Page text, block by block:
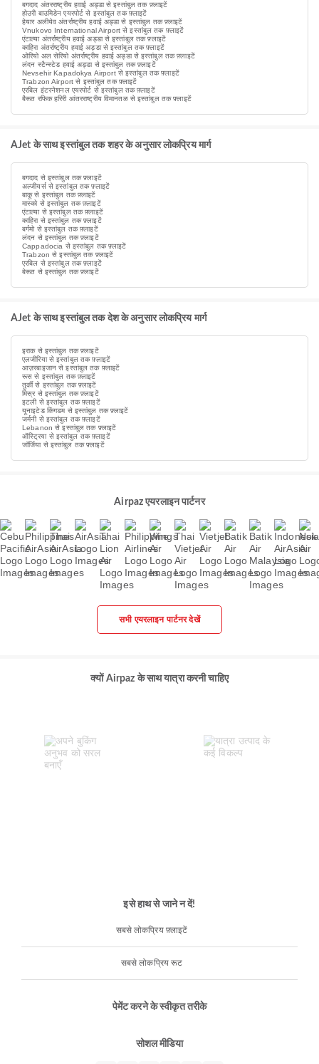
बगदाद अंतरराष्ट्रीय हवाई अड्डा से इस्तांबुल तक फ़्लाइटें
होउरी बाउमिडेन एयरपोर्ट से इस्तांबुल तक फ़्लाइटें
हेयार अलीयेव अंतर्राष्ट्रीय हवाई अड्डा से इस्तांबुल तक फ़्लाइटें
Vnukovo International Airport से इस्तांबुल तक फ़्लाइटें
एंटाल्या अंतर्राष्ट्रीय हवाई अड्डा से इस्तांबुल तक फ़्लाइटें
काहिरा अंतर्राष्ट्रीय हवाई अड्डा से इस्तांबुल तक फ़्लाइटें
ओरियो अल सेरियो अंतर्राष्ट्रीय हवाई अड्डा से इस्तांबुल तक फ़्लाइटें
लंदन स्टैन्स्टेड हवाई अड्डा से इस्तांबुल तक फ़्लाइटें
Nevsehir Kapadokya Airport से इस्तांबुल तक फ़्लाइटें
Trabzon Airport से इस्तांबुल तक फ़्लाइटें
एरबिल इंटरनेशनल एयरपोर्ट से इस्तांबुल तक फ़्लाइटें
बैरूत रफिक हरिरी आंतरराष्ट्रीय विमानतळ से इस्तांबुल तक फ़्लाइटें
AJet के साथ इस्तांबुल तक शहर के अनुसार लोकप्रिय मार्ग
बगदाद से इस्तांबुल तक फ़्लाइटें
अल्जीयर्स से इस्तांबुल तक फ़्लाइटें
बाकू से इस्तांबुल तक फ़्लाइटें
मास्को से इस्तांबुल तक फ़्लाइटें
एंटाल्या से इस्तांबुल तक फ़्लाइटें
काहिरा से इस्तांबुल तक फ़्लाइटें
बर्गमो से इस्तांबुल तक फ़्लाइटें
लंदन से इस्तांबुल तक फ़्लाइटें
Cappadocia से इस्तांबुल तक फ़्लाइटें
Trabzon से इस्तांबुल तक फ़्लाइटें
एरबिल से इस्तांबुल तक फ़्लाइटें
बेरूत से इस्तांबुल तक फ़्लाइटें
AJet के साथ इस्तांबुल तक देश के अनुसार लोकप्रिय मार्ग
इराक से इस्तांबुल तक फ़्लाइटें
एलजीरिया से इस्तांबुल तक फ़्लाइटें
आज़रबाइजान से इस्तांबुल तक फ़्लाइटें
रूस से इस्तांबुल तक फ़्लाइटें
तुर्की से इस्तांबुल तक फ़्लाइटें
मिस्र से इस्तांबुल तक फ़्लाइटें
इटली से इस्तांबुल तक फ़्लाइटें
यूनाइटेड किंगडम से इस्तांबुल तक फ़्लाइटें
जर्मनी से इस्तांबुल तक फ़्लाइटें
Lebanon से इस्तांबुल तक फ़्लाइटें
ऑस्ट्रिया से इस्तांबुल तक फ़्लाइटें
जॉर्जिया से इस्तांबुल तक फ़्लाइटें
Airpaz एयरलाइन पार्टनर
सभी एयरलाइन पार्टनर देखें
क्यों Airpaz के साथ यात्रा करनी चाहिए
इसे हाथ से जाने न दें!
सबसे लोकप्रिय फ़्लाइटें
सबसे लोकप्रिय रूट
पेमेंट करने के स्वीकृत तरीके
सोशल मीडिया